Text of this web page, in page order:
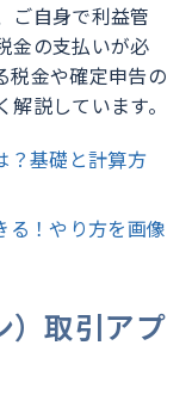
ご自身で利益管
金の支払いが必
税金や確定申告の
説しています。
？基礎と計算方
る！やり方を画像
）取引アプ